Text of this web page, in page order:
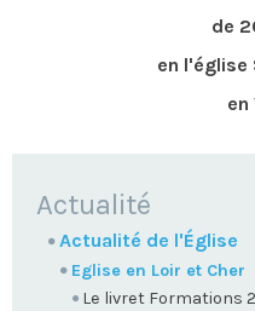
de
en l'église
en
NAVIGATION
Actualité
Actualité de l'Église
Eglise en Loir et Cher
Le livret Formations